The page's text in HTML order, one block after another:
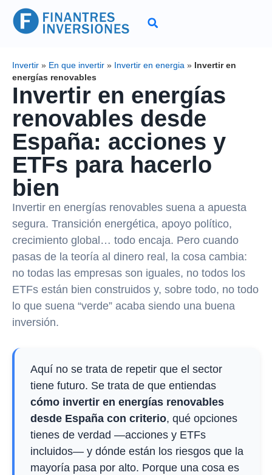
Invertir » En que invertir » Invertir en energia » Invertir en
energías renovables
Invertir en energías
renovables desde
España: acciones y
ETFs para hacerlo
bien
Invertir en energías renovables suena a apuesta
segura. Transición energética, apoyo político,
crecimiento global… todo encaja. Pero cuando
pasas de la teoría al dinero real, la cosa cambia:
no todas las empresas son iguales, no todos los
ETFs están bien construidos y, sobre todo, no todo
lo que suena “verde” acaba siendo una buena
inversión.
Aquí no se trata de repetir que el sector
tiene futuro. Se trata de que entiendas
cómo invertir en energías renovables
desde España con criterio, qué opciones
tienes de verdad —acciones y ETFs
incluidos— y dónde están los riesgos que la
mayoría pasa por alto. Porque una cosa es